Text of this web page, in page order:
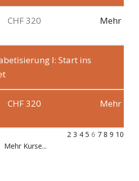
CHF 320 Mehr
I: Start ins
CHF 320 Mehr
2 3 4 5 6 7 8 9 10
Mehr Kurse...